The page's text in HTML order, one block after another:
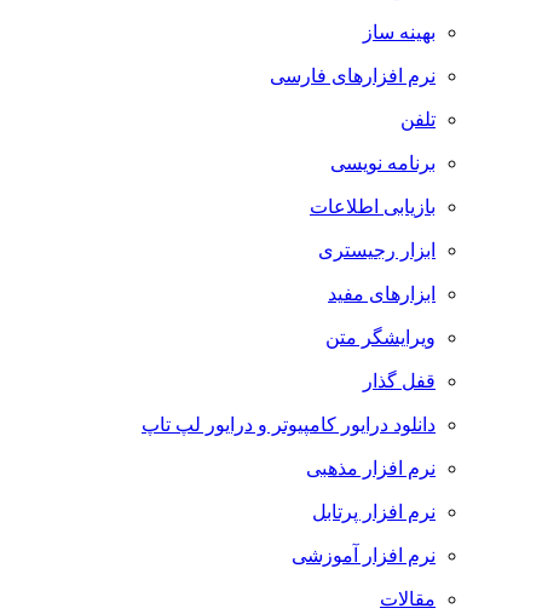
بهینه ساز
نرم افزارهای فارسی
تلفن
برنامه نویسی
بازیابی اطلاعات
ابزار رجیستری
ابزارهای مفید
ویرایشگر متن
قفل گذار
دانلود درایور کامپیوتر و درایور لپ تاپ
نرم افزار مذهبی
نرم افزار پرتابل
نرم افزار آموزشی
مقالات